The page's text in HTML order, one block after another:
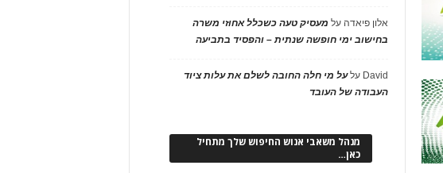
אלון פיאדה על מעסיק טעה כשכלל אחוזי משרה
בחישוב ימי חופשה שנתית – והפסיד בתביעה
David עלעל מי חלה החובה לשלם את עלות ציוד
העבודה של העובד
מנהל משאבי אנוש החיפוש שלך מתחיל
כאן…